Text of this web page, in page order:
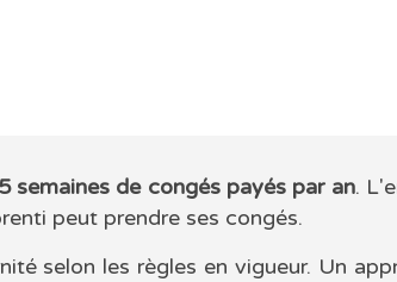
5 semaines de congés payés par an.
peut prendre ses congés.
selon les règles en vigueur. Un